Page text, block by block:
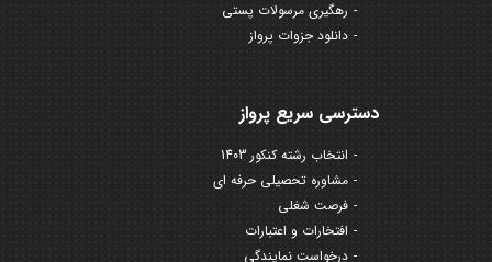
رهگیری مرسولات پستی
دانلود جزوات پرواز
دسترسی سریع پرواز
انتخاب رشته کنکور 1403
مشاوره تحصیلی حرفه ای
فرصت شغلی
افتخارات و اعتبارات
درخواست نمایندگی